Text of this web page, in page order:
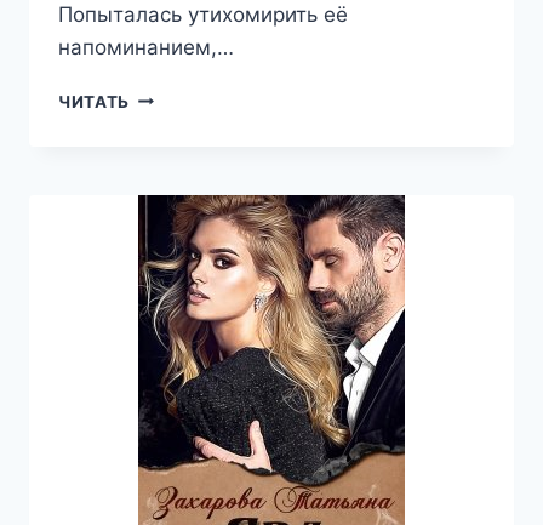
Попыталась утихомирить её
напоминанием,…
ЧИТАТЬ ДЕВОЧКА,
ЗАХАРОВА